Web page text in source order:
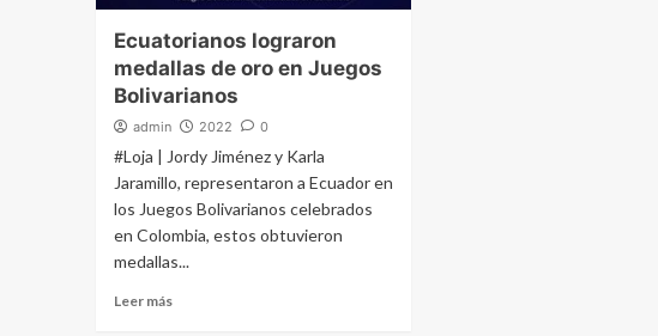
Ecuatorianos lograron
medallas de oro en Juegos
Bolivarianos
admin 2022 0
#Loja | Jordy Jiménez y Karla
Jaramillo, representaron a Ecuador en
los Juegos Bolivarianos celebrados
en Colombia, estos obtuvieron
medallas...
Leer más